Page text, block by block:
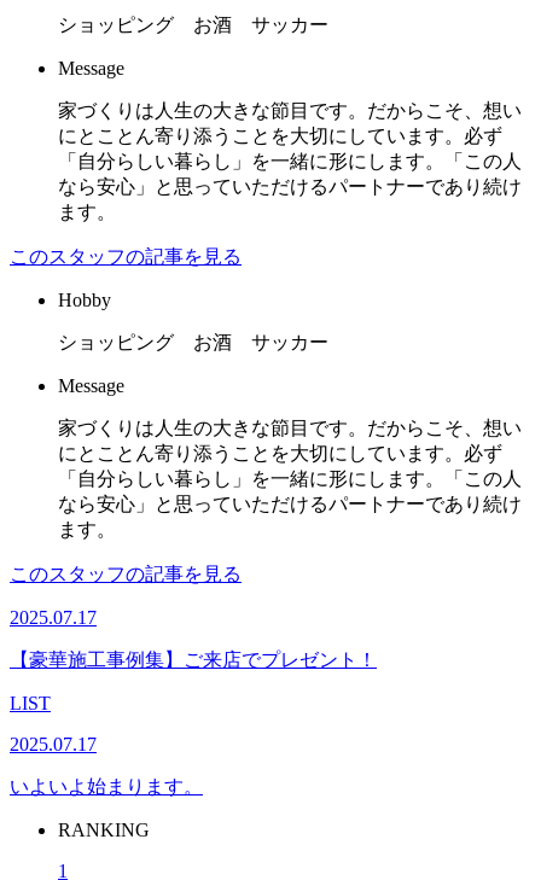
ショッピング お酒 サッカー
Message
家づくりは人生の大きな節目です。だからこそ、想い
にとことん寄り添うことを大切にしています。必ず
「自分らしい暮らし」を一緒に形にします。「この人
なら安心」と思っていただけるパートナーであり続け
ます。
このスタッフの記事を見る
Hobby
ショッピング お酒 サッカー
Message
家づくりは人生の大きな節目です。だからこそ、想い
にとことん寄り添うことを大切にしています。必ず
「自分らしい暮らし」を一緒に形にします。「この人
なら安心」と思っていただけるパートナーであり続け
ます。
このスタッフの記事を見る
2025.07.17
【豪華施工事例集】ご来店でプレゼント！
LIST
2025.07.17
いよいよ始まります。
RANKING
1